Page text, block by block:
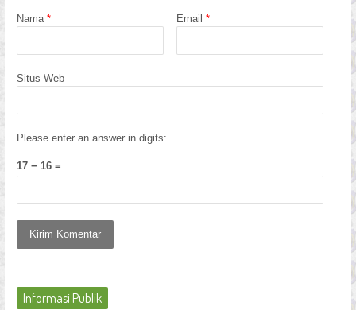
Nama * Email *
Situs Web
Please enter an answer in digits:
17 − 16 =
Informasi Publik